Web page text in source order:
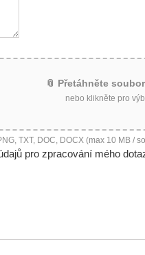
📎 Přetáhněte
nebo klikněte pro
TXT, DOC, DOCX (max 10 MB /
pro zpracování mého